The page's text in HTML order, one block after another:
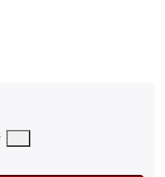
oder empfohlene